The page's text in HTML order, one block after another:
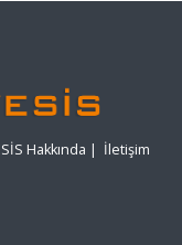
Hakkında | İletişim